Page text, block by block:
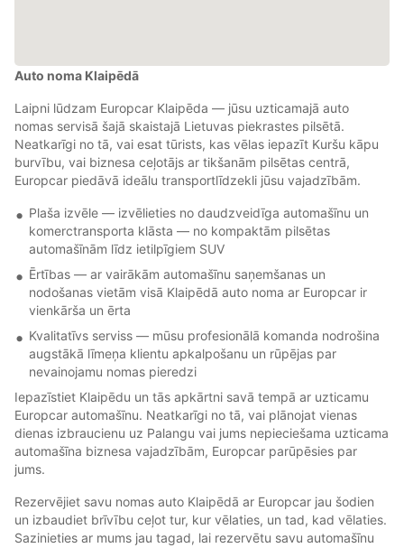
Auto noma Klaipēdā
Laipni lūdzam Europcar Klaipēda — jūsu uzticamajā auto
nomas servisā šajā skaistajā Lietuvas piekrastes pilsētā.
Neatkarīgi no tā, vai esat tūrists, kas vēlas iepazīt Kuršu kāpu
burvību, vai biznesa ceļotājs ar tikšanām pilsētas centrā,
Europcar piedāvā ideālu transportlīdzekli jūsu vajadzībām.
Plaša izvēle — izvēlieties no daudzveidīga automašīnu un
komerctransporta klāsta — no kompaktām pilsētas
automašīnām līdz ietilpīgiem SUV
Ērtības — ar vairākām automašīnu saņemšanas un
nodošanas vietām visā Klaipēdā auto noma ar Europcar ir
vienkārša un ērta
Kvalitatīvs serviss — mūsu profesionālā komanda nodrošina
augstākā līmeņa klientu apkalpošanu un rūpējas par
nevainojamu nomas pieredzi
Iepazīstiet Klaipēdu un tās apkārtni savā tempā ar uzticamu
Europcar automašīnu. Neatkarīgi no tā, vai plānojat vienas
dienas izbraucienu uz Palangu vai jums nepieciešama uzticama
automašīna biznesa vajadzībām, Europcar parūpēsies par
jums.
Rezervējiet savu nomas auto Klaipēdā ar Europcar jau šodien
un izbaudiet brīvību ceļot tur, kur vēlaties, un tad, kad vēlaties.
Sazinieties ar mums jau tagad, lai rezervētu savu automašīnu